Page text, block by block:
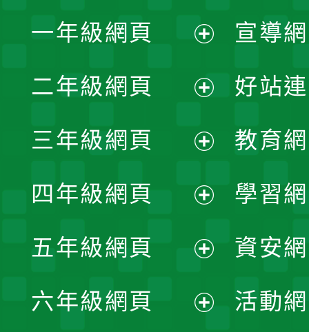
一年級網頁
開
選
單
二年級網頁
開
選
單
三年級網頁
開
選
單
四年級網頁
開
選
五年級網頁
開
六年級網頁
宣導
好站
教育
學習
資安
活動